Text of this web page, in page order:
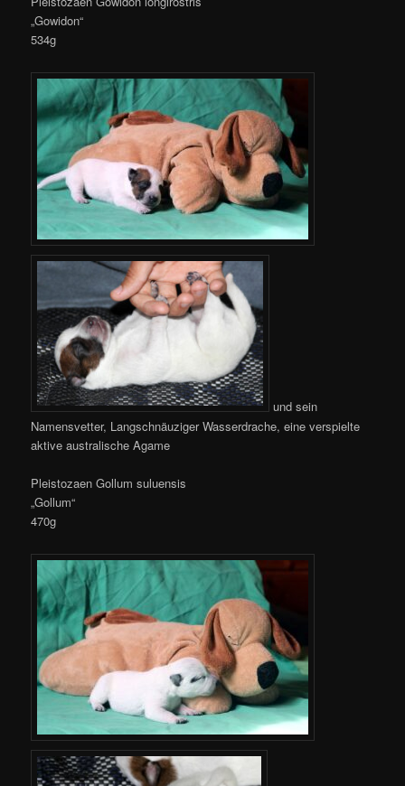
„Gowidon“
534g
und sein
Namensvetter, Langschnäuziger Wasserdrache, eine verspielte
aktive australische Agame
Pleistozaen Gollum suluensis
„Gollum“
470g